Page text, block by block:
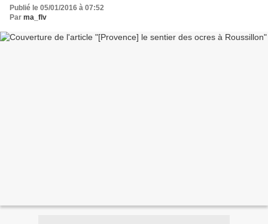
Publié le 05/01/2016 à 07:52
Par ma_flv